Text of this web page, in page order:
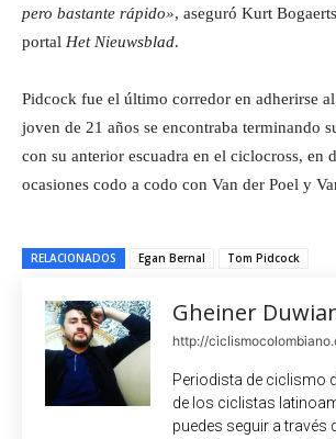
pero bastante rápido», aseguró Kurt
portal Het Nieuwsblad.
Pidcock fue el último corredor en adherirse
joven de 21 años se encontraba terminando
con su anterior escuadra en el ciclocross, en
ocasiones codo a codo con Van der Poel y
RELACIONADOS Egan Bernal Tom Pidcock
Gheiner
http://
Periodista de ciclismo
de los ciclistas
puedes seguir a través